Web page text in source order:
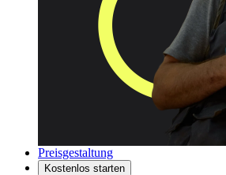
Preisgestaltung
Kostenlos starten